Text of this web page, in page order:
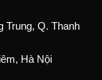
Trung, Q. Thanh
Hà Nội